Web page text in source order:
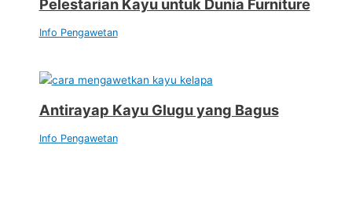
Pelestarian Kayu untuk Dunia Furniture
Info Pengawetan
Antirayap Kayu Glugu yang Bagus
Info Pengawetan